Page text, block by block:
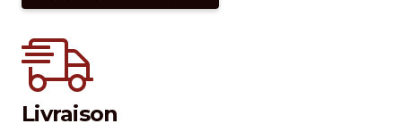
Livraison